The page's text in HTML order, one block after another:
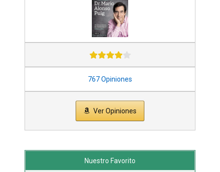
767 Opiniones
Ver Opiniones
Nuestro Favorito